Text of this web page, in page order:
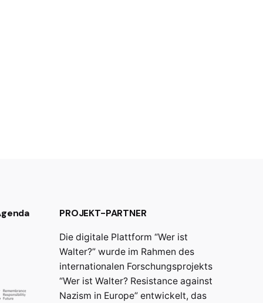
PROJEKT-PARTNER
Die digitale Plattform “Wer ist
Walter?” wurde im Rahmen des
internationalen Forschungsprojekts
“Wer ist Walter? Resistance against
Nazism in Europe” entwickelt, das